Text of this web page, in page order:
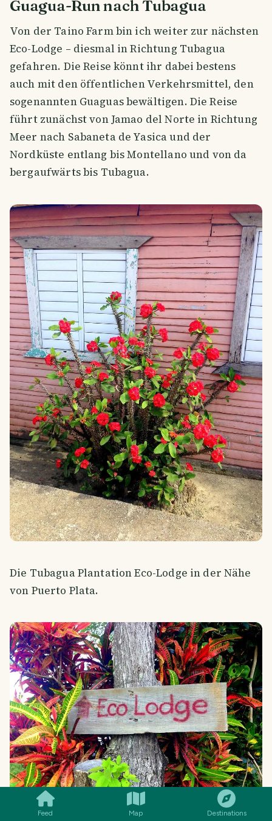
Feed Map Destinations
Guagua-Run nach Tubagua
Von der Taino Farm bin ich weiter zur nächsten
Eco-Lodge – diesmal in Richtung Tubagua
gefahren. Die Reise könnt ihr dabei bestens
auch mit den öffentlichen Verkehrsmittel, den
sogenannten Guaguas bewältigen. Die Reise
führt zunächst von Jamao del Norte in Richtung
Meer nach Sabaneta de Yasica und der
Nordküste entlang bis Montellano und von da
bergaufwärts bis Tubagua.
Die Tubagua Plantation Eco-Lodge in der Nähe
von Puerto Plata.
SMILES COMMENT SHARE